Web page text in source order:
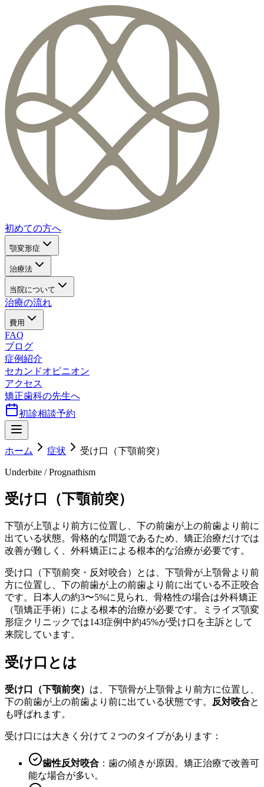
初めての方へ
顎変形症
治療法
当院について
治療の流れ
費用
FAQ
ブログ
症例紹介
セカンドオピニオン
アクセス
矯正歯科の先生へ
初診相談予約
ホーム 症状 受け口（下顎前突）
Underbite / Prognathism
受け口（下顎前突）
下顎が上顎より前方に位置し、下の前歯が上の前歯より前に
出ている状態。骨格的な問題であるため、矯正治療だけでは
改善が難しく、外科矯正による根本的な治療が必要です。
受け口（下顎前突・反対咬合）とは、下顎骨が上顎骨より前
方に位置し、下の前歯が上の前歯より前に出ている不正咬合
です。日本人の約3〜5%に見られ、骨格性の場合は外科矯正
（顎矯正手術）による根本的治療が必要です。ミライズ顎変
形症クリニックでは143症例中約45%が受け口を主訴として
来院しています。
受け口とは
受け口（下顎前突） は、下顎骨が上顎骨より前方に位置し、
下の前歯が上の前歯より前に出ている状態です。
反対咬合と
も呼ばれます。
受け口には大きく分けて 2 つのタイプがあります：
歯性反対咬合 ：歯の傾きが原因。矯正治療で改善可
能な場合が多い。